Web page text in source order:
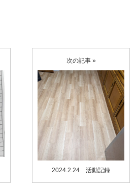
次の記事 »
2024.2.24 活動記録